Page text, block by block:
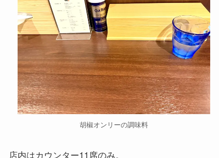
胡椒オンリーの調味料
店内はカウンター11席のみ。